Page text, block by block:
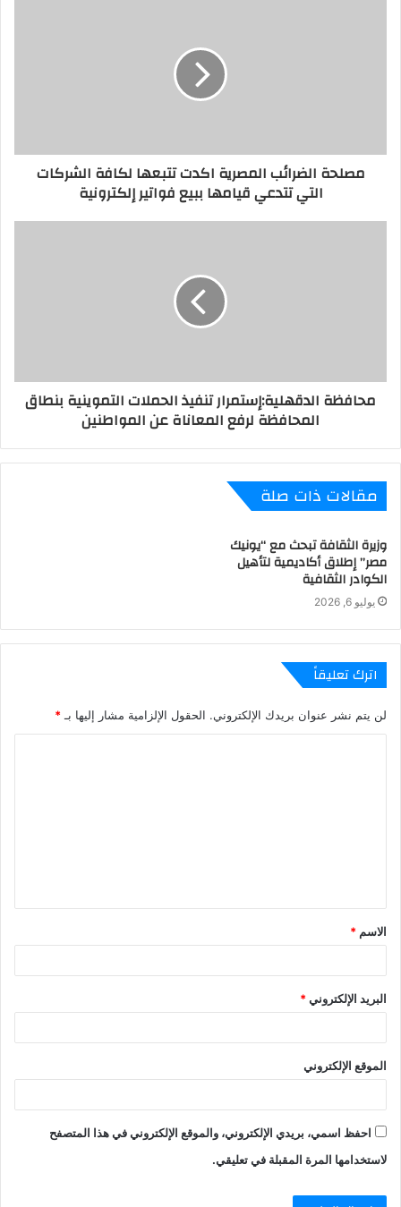
مصلحة الضرائب المصرية اكدت تتبعها لكافة الشركات
التي تتدعي قيامها ببيع فواتير إلكترونية
محافظة الدقهلية:إستمرار تنفيذ الحملات التموينية بنطاق
المحافظة لرفع المعاناة عن المواطنين
مقالات ذات صلة
وزيرة الثقافة تبحث مع “يونيك
مصر” إطلاق أكاديمية لتأهيل
الكوادر الثقافية
يوليو 6, 2026
اترك تعليقاً
لن يتم نشر عنوان بريدك الإلكتروني. الحقول الإلزامية مشار إليها بـ *
ق
*
الاسم *
البريد الإلكتروني*
الموقع الإلكتروني
احفظ اسمي، بريدي الإلكتروني، والموقع الإلكتروني في هذا المتصفح
لاستخدامها المرة المقبلة في تعليقي.